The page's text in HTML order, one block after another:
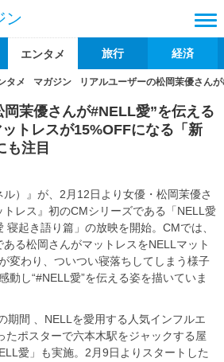
ン
エンタメ 旅行 経済
タメ マガジン リアルユーザーの松岡茉優さん
岡茉優さんが#NELL愛”を伝える
トレスが15%OFFになる「新
も注目
）』が、2月12日より女優・松岡茉優さ
レス』初のCMシリーズである「NELL愛
起き語り篇」の放映を開始。CMでは、
る松岡さんがマットレスをNELLマット
変わり、ついつい寝落ちしてしまう様子
動し“#NELL愛”を伝える姿を描いていま
期間 、NELLを愛用する人気インフルエ
たポスターで六本木駅をジャックする屋
愛」も実施。2月9日よりスタートした